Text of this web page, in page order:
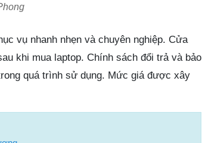
vụ nhanh nhẹn và chuyên nghiệp. Cửa
khi mua laptop. Chính sách đổi trả và bảo
quá trình sử dụng. Mức giá được xây